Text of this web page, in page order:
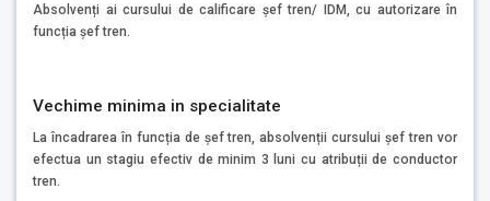
Absolvenți ai cursului de calificare șef tren/ IDM, cu autorizare în
funcția șef tren.
Vechime minima in specialitate
La încadrarea în funcția de șef tren, absolvenții cursului șef tren vor
efectua un stagiu efectiv de minim 3 luni cu atribuții de conductor
tren.